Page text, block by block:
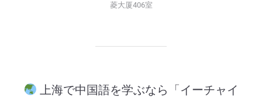
菱大厦406室
上海で中国語を学ぶなら「イーチャイ